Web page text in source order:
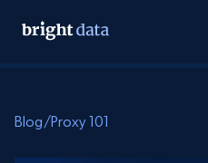
Blog/Proxy 101